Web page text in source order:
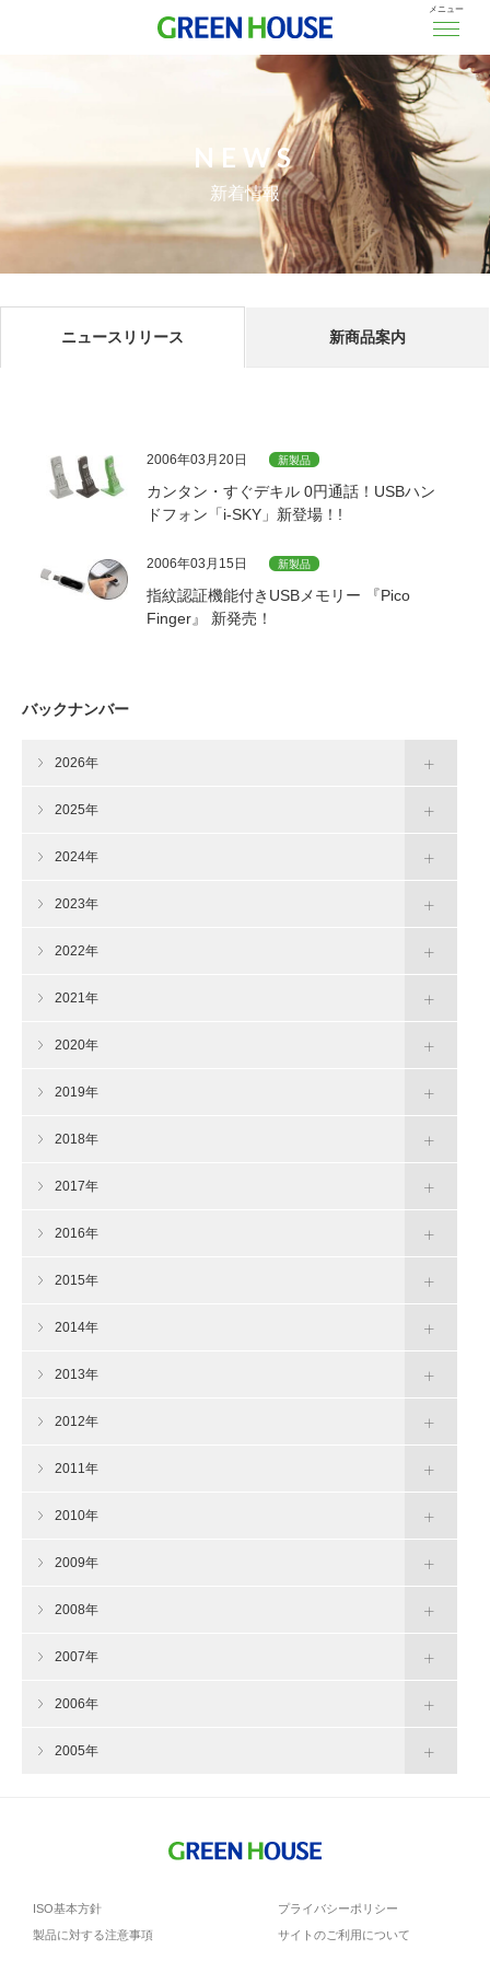
メニュー
NEWS
新着情報
ニュースリリース 新商品案内
2006年03月20日 新製品
カンタン・すぐデキル 0円通話！USBハン
ドフォン「i-SKY」新登場！!
2006年03月15日 新製品
指紋認証機能付きUSBメモリー 『Pico
Finger』 新発売！
バックナンバー
2026年
2025年
2024年
2023年
2022年
2021年
2020年
2019年
2018年
2017年
2016年
2015年
2014年
2013年
2012年
2011年
2010年
2009年
2008年
2007年
2006年
2005年
ISO基本方針
プライバシーポリシー
製品に対する注意事項
サイトのご利用について